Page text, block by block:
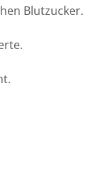
Blutzucker.